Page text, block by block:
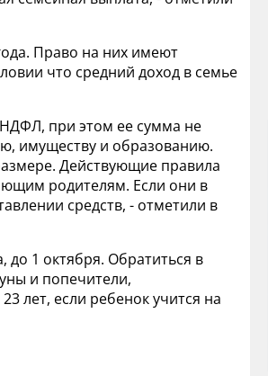
Право на них имеют
что средний доход в семье
при этом ее сумма не
имуществу и образованию.
Действующие правила
родителям. Если они в
средств, - отметили в
до 1 октября. Обратиться в
и попечители,
лет, если ребенок учится на